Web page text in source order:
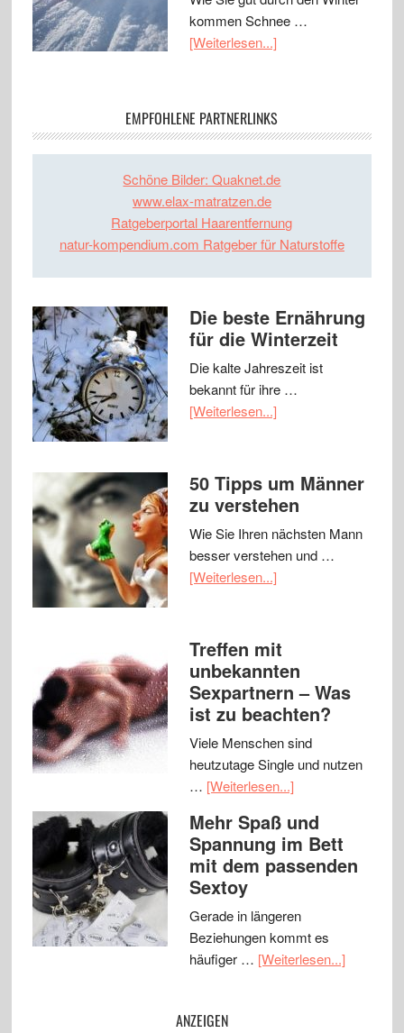
kommen Schnee …
[Weiterlesen...]
EMPFOHLENE PARTNERLINKS
Schöne Bilder: Quaknet.de
www.elax-matratzen.de
Ratgeberportal Haarentfernung
natur-kompendium.com Ratgeber für Naturstoffe
Die beste Ernährung
für die Winterzeit
Die kalte Jahreszeit ist
bekannt für ihre …
[Weiterlesen...]
50 Tipps um Männer
zu verstehen
Wie Sie Ihren nächsten Mann
besser verstehen und …
[Weiterlesen...]
Treffen mit
unbekannten
Sexpartnern – Was
ist zu beachten?
Viele Menschen sind
heutzutage Single und nutzen
… [Weiterlesen...]
Mehr Spaß und
Spannung im Bett
mit dem passenden
Sextoy
Gerade in längeren
Beziehungen kommt es
häufiger … [Weiterlesen...]
ANZEIGEN